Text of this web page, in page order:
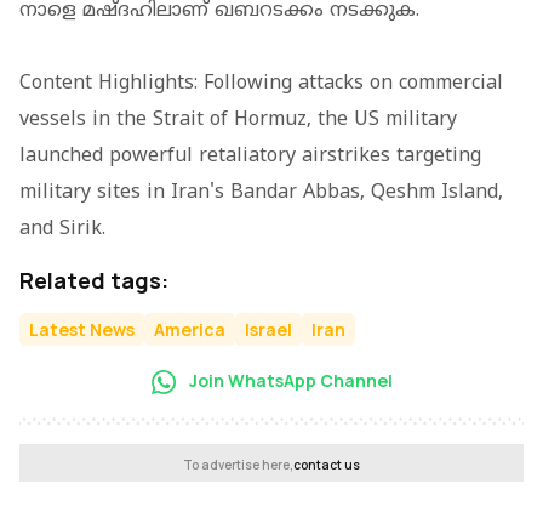
നാളെ മഷ്ദഹിലാണ് ഖബറടക്കം നടക്കുക.
Content Highlights: Following attacks on commercial
vessels in the Strait of Hormuz, the US military
launched powerful retaliatory airstrikes targeting
military sites in Iran's Bandar Abbas, Qeshm Island,
and Sirik.
Related tags:
Latest News America Israel Iran
Join WhatsApp Channel
To advertise here,contact us